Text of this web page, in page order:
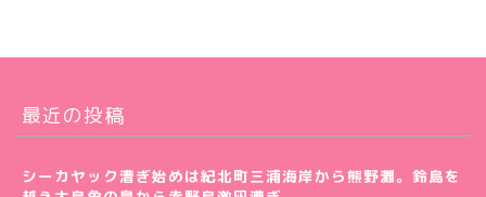
最近の投稿
シーカヤック漕ぎ始めは紀北町三浦海岸から熊野灘。鈴島を